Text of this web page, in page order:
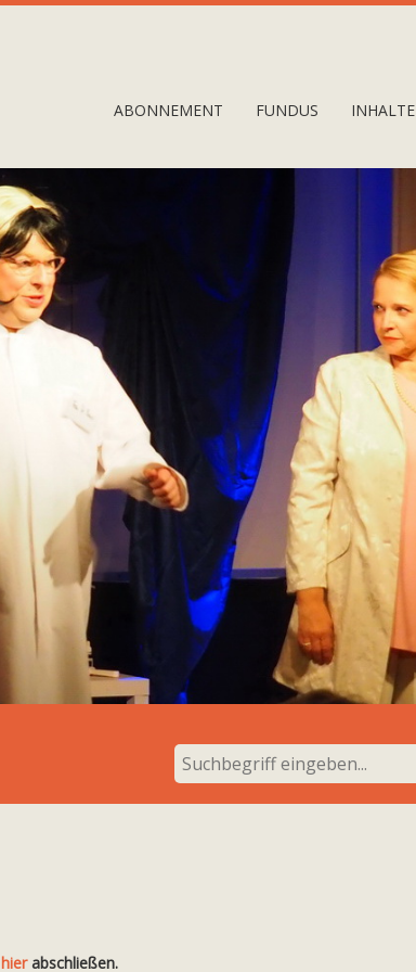
ABONNEMENT FUNDUS INHALTE
hierabschließen.